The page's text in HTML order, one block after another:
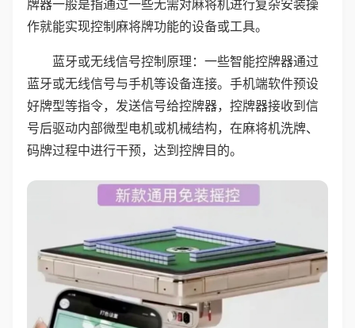
牌器一般是指通过一些无需对麻将机进行复杂安装操
作就能实现控制麻将牌功能的设备或工具。
蓝牙或无线信号控制原理：一些智能控牌器通过
蓝牙或无线信号与手机等设备连接。手机端软件预设
好牌型等指令，发送信号给控牌器，控牌器接收到信
号后驱动内部微型电机或机械结构，在麻将机洗牌、
码牌过程中进行干预，达到控牌目的。